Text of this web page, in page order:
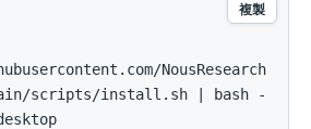
複製
NousResearch
scripts/install.sh | bash -